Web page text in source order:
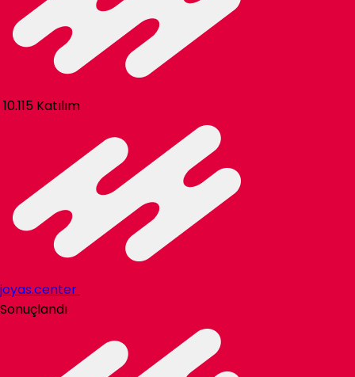
10.115 Katılım
joyas.center
Sonuçlandı